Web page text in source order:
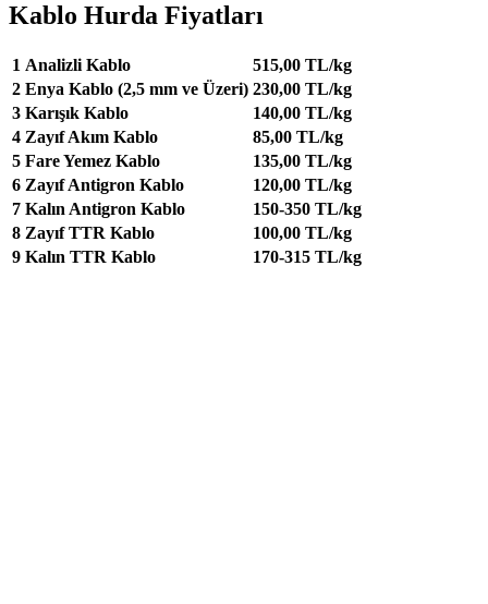
Kablo Hurda Fiyatları
1 Analizli Kablo
515,00 TL/kg
2 Enya Kablo (2,5 mm ve Üzeri) 230,00 TL/kg
3 Karışık Kablo
140,00 TL/kg
4 Zayıf Akım Kablo
85,00 TL/kg
5 Fare Yemez Kablo
135,00 TL/kg
6 Zayıf Antigron Kablo
120,00 TL/kg
7 Kalın Antigron Kablo
150-350 TL/kg
8 Zayıf TTR Kablo
100,00 TL/kg
9 Kalın TTR Kablo 170-315 TL/kg